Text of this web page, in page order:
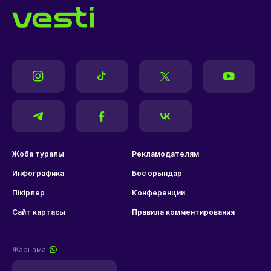
Жоба туралы Рекламодателям
Инфографика Бос орындар
Пікірлер Конференции
Сайт картасы Правила комментирования
Жарнама